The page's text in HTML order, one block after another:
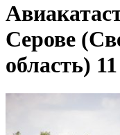
Серове
область)